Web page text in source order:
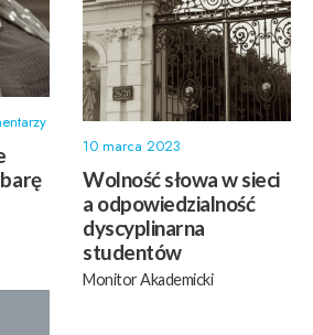
10 marca 2023
Wolność słowa w sieci
a odpowiedzialność
dyscyplinarna
studentów
Monitor Akademicki